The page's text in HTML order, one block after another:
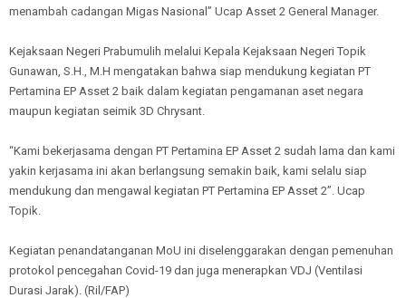
menambah cadangan Migas Nasional” Ucap Asset 2 General Manager.
Kejaksaan Negeri Prabumulih melalui Kepala Kejaksaan Negeri Topik
Gunawan, S.H., M.H mengatakan bahwa siap mendukung kegiatan PT
Pertamina EP Asset 2 baik dalam kegiatan pengamanan aset negara
maupun kegiatan seimik 3D Chrysant.
“Kami bekerjasama dengan PT Pertamina EP Asset 2 sudah lama dan kami
yakin kerjasama ini akan berlangsung semakin baik, kami selalu siap
mendukung dan mengawal kegiatan PT Pertamina EP Asset 2”. Ucap
Topik.
Kegiatan penandatanganan MoU ini diselenggarakan dengan pemenuhan
protokol pencegahan Covid-19 dan juga menerapkan VDJ (Ventilasi
Durasi Jarak). (Ril/FAP)